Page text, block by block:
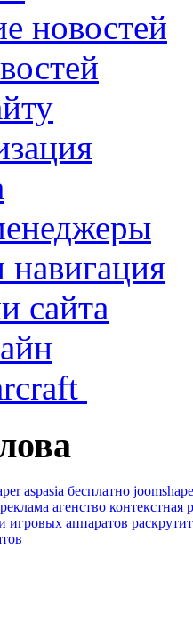
новостей
навигация
сайта
aspasia бесплатно
агенство контекстная
игровых аппаратов